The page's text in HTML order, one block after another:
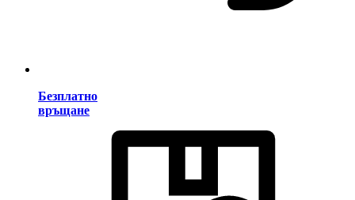
Безплатно
връщане